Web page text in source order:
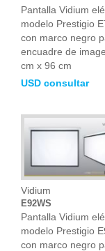
Pantalla Vidium
modelo Prestigio
con marco negro
encuadre de
cm x 96 cm
USD consultar
Vidium
E92WS
Pantalla Vidium
modelo Prestigio
con marco negro